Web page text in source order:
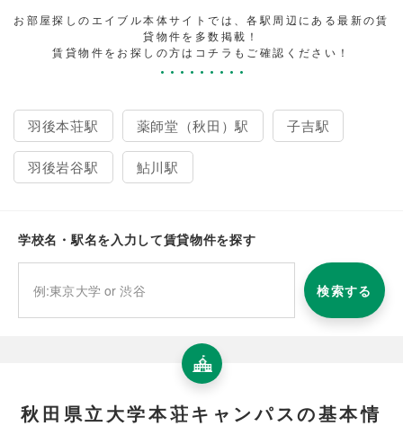
お部屋探しのエイブル本体サイトでは、各駅周辺にある最新の賃
貸物件を多数掲載！
賃貸物件をお探しの方はコチラもご確認ください！
羽後本荘駅 薬師堂（秋田）駅 子吉駅
羽後岩谷駅 鮎川駅
学校名・駅名を入力して賃貸物件を探す
検索する
秋田県立大学本荘キャンパスの基本情